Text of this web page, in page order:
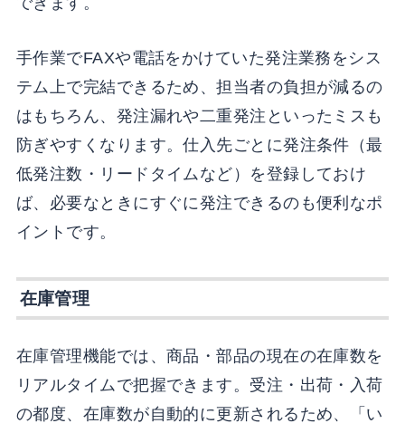
手作業でFAXや電話をかけていた発注業務をシス
テム上で完結できるため、担当者の負担が減るの
はもちろん、発注漏れや二重発注といったミスも
防ぎやすくなります。仕入先ごとに発注条件（最
低発注数・リードタイムなど）を登録しておけ
ば、必要なときにすぐに発注できるのも便利なポ
イントです。
在庫管理
在庫管理機能では、商品・部品の現在の在庫数を
リアルタイムで把握できます。受注・出荷・入荷
の都度、在庫数が自動的に更新されるため、「い